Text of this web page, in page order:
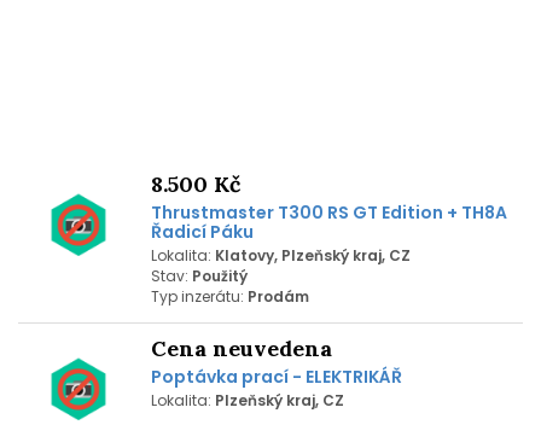
8.500 Kč
Thrustmaster T300 RS GT Edition + TH8A
Řadicí Páku
Lokalita: Klatovy, Plzeňský kraj, CZ
Stav: Použitý
Typ inzerátu: Prodám
Cena neuvedena
Poptávka prací - ELEKTRIKÁŘ
Lokalita: Plzeňský kraj, CZ